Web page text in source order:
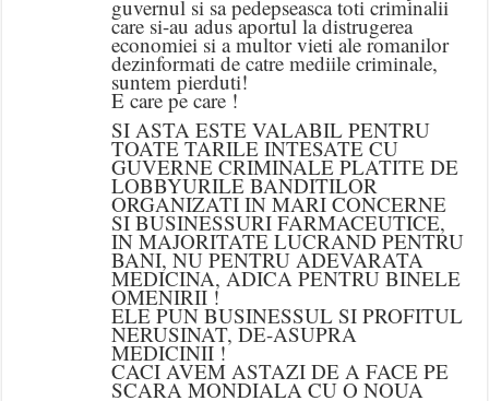
guvernul si sa pedepseasca toti criminalii
care si-au adus aportul la distrugerea
economiei si a multor vieti ale romanilor
dezinformati de catre mediile criminale,
suntem pierduti!
E care pe care !
SI ASTA ESTE VALABIL PENTRU
TOATE TARILE INTESATE CU
GUVERNE CRIMINALE PLATITE DE
LOBBYURILE BANDITILOR
ORGANIZATI IN MARI CONCERNE
SI BUSINESSURI FARMACEUTICE,
IN MAJORITATE LUCRAND PENTRU
BANI, NU PENTRU ADEVARATA
MEDICINA, ADICA PENTRU BINELE
OMENIRII !
ELE PUN BUSINESSUL SI PROFITUL
NERUSINAT, DE-ASUPRA
MEDICINII !
CACI AVEM ASTAZI DE A FACE PE
SCARA MONDIALA CU O NOUA